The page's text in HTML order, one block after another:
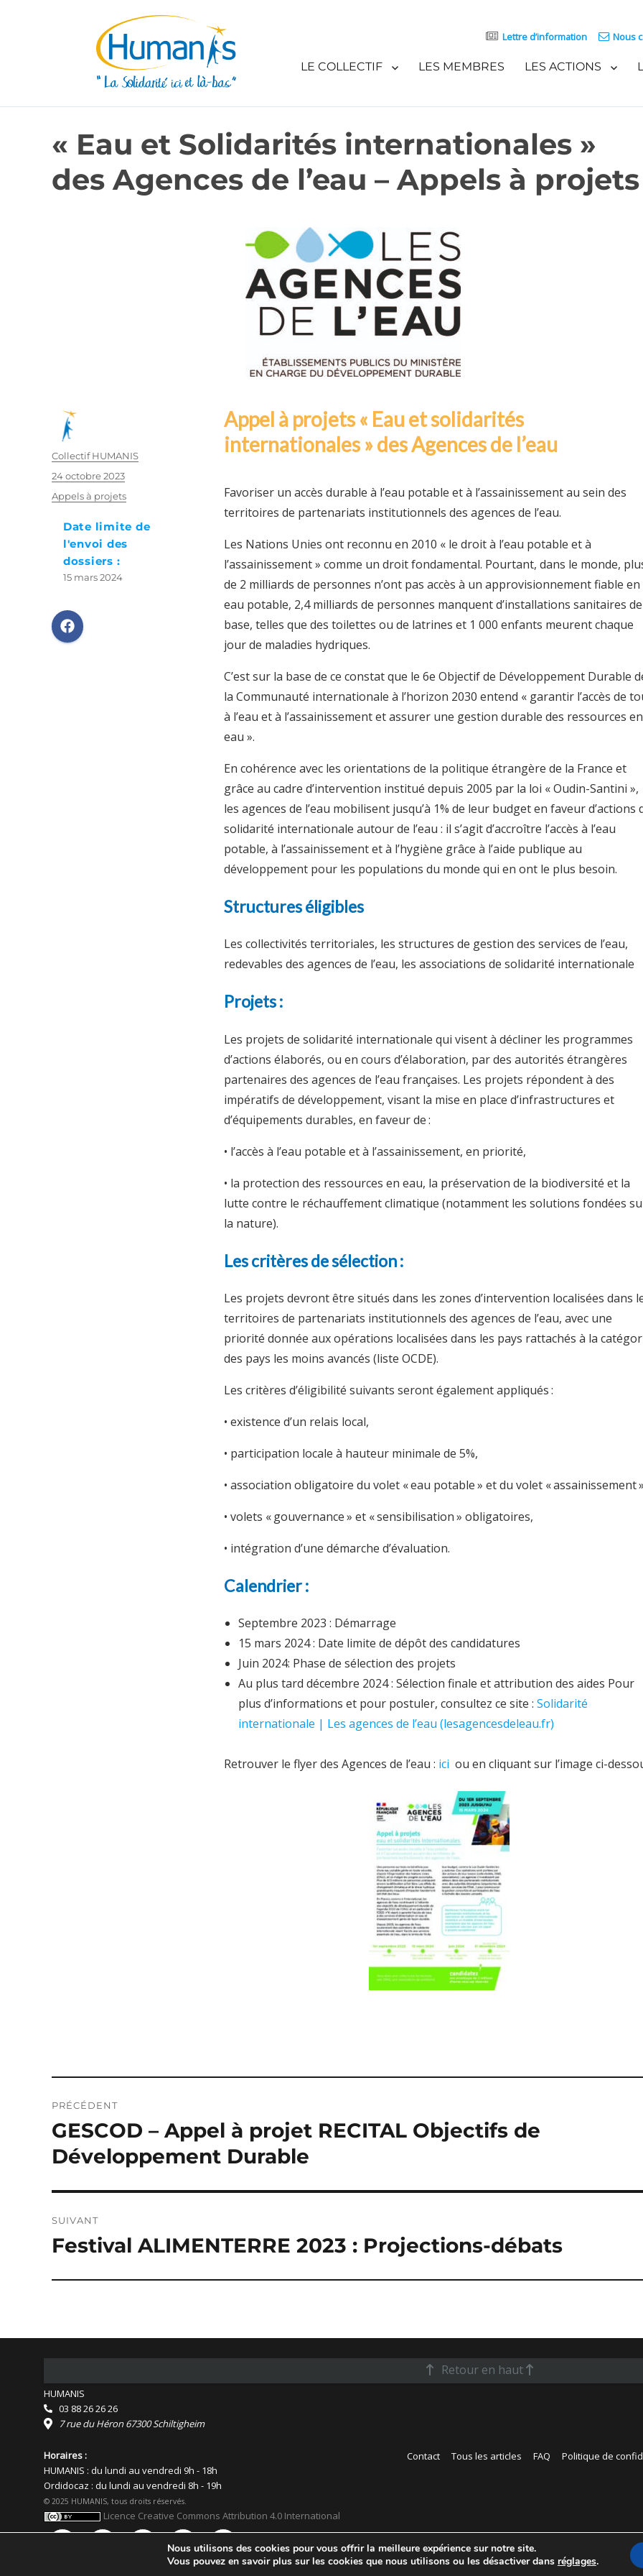
Lettre d’information Nous
LE COLLECTIF LES MEMBRES LES ACTIONS
« Eau et Solidarités internationales »
des Agences de l’eau – Appels à projets
Appel à projets « Eau et solidarités
internationales » des Agences de l’eau
Favoriser un accès durable à l’eau potable et à l’assainissement au sein des
territoires de partenariats institutionnels des agences de l’eau.
Les Nations Unies ont reconnu en 2010 « le droit à l’eau potable et à
l’assainissement » comme un droit fondamental. Pourtant, dans le monde,
de 2 milliards de personnes n’ont pas accès à un approvisionnement fiable en
eau potable, 2,4 milliards de personnes manquent d’installations sanitaires de
base, telles que des toilettes ou de latrines et 1 000 enfants meurent chaque
jour de maladies hydriques.
C’est sur la base de ce constat que le 6e Objectif de Développement Durable
la Communauté internationale à l’horizon 2030 entend « garantir l’accès de
à l’eau et à l’assainissement et assurer une gestion durable des ressources en
eau ».
En cohérence avec les orientations de la politique étrangère de la France et
grâce au cadre d’intervention institué depuis 2005 par la loi « Oudin-Santini »,
les agences de l’eau mobilisent jusqu’à 1% de leur budget en faveur d’actions
solidarité internationale autour de l’eau : il s’agit d’accroître l’accès à l’eau
potable, à l’assainissement et à l’hygiène grâce à l’aide publique au
développement pour les populations du monde qui en ont le plus besoin.
Structures éligibles
Les collectivités territoriales, les structures de gestion des services de l’eau,
redevables des agences de l’eau, les associations de solidarité internationale
Projets :
Les projets de solidarité internationale qui visent à décliner les programmes
d’actions élaborés, ou en cours d’élaboration, par des autorités étrangères
partenaires des agences de l’eau françaises. Les projets répondent à des
impératifs de développement, visant la mise en place d’infrastructures et
d’équipements durables, en faveur de :
• l’accès à l’eau potable et à l’assainissement, en priorité,
• la protection des ressources en eau, la préservation de la biodiversité et la
lutte contre le réchauffement climatique (notamment les solutions fondées
la nature).
Les critères de sélection :
Les projets devront être situés dans les zones d’intervention localisées dans
territoires de partenariats institutionnels des agences de l’eau, avec une
priorité donnée aux opérations localisées dans les pays rattachés à la
des pays les moins avancés (liste OCDE).
Les critères d’éligibilité suivants seront également appliqués :
• existence d’un relais local,
• participation locale à hauteur minimale de 5%,
• association obligatoire du volet « eau potable » et du volet « assainissement
• volets « gouvernance » et « sensibilisation » obligatoires,
• intégration d’une démarche d’évaluation.
Calendrier :
Septembre 2023 : Démarrage
15 mars 2024 : Date limite de dépôt des candidatures
Juin 2024: Phase de sélection des projets
Au plus tard décembre 2024 : Sélection finale et attribution des aides Pour
plus d’informations et pour postuler, consultez ce site : Solidarité
internationale | Les agences de l’eau (lesagencesdeleau.fr)
Retrouver le flyer des Agences de l’eau : ici ou en cliquant sur l’image ci-
Auteur
Collectif HUMANIS
Publié
le
24 octobre 2023
Catégories
Appels à projets
Date limite de
l'envoi des
dossiers :
15 mars 2024
de
l’article
PRÉCÉDENT
Publication
précédente :
GESCOD – Appel à projet RECITAL Objectifs de
Développement Durable
SUIVANT
Publication
Festival ALIMENTERRE 2023 : Projections-débats
Retour en haut
YouTubeInstagramLinkedin
Contact Tous les articles FAQ Politique de
HUMANIS
03 88 26 26 26
7 rue du Héron 67300 Schiltigheim
Horaires :
HUMANIS : du lundi au vendredi 9h - 18h
Ordidocaz : du lundi au vendredi 8h - 19h
© 2025 HUMANIS, tous droits réservés.
Licence Creative Commons Attribution 4.0 International
Nous utilisons des cookies pour vous offrir la meilleure expérience sur notre site.
Vous pouvez en savoir plus sur les cookies que nous utilisons ou les désactiver dans réglages.